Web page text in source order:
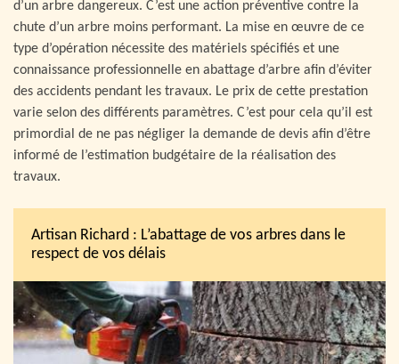
d’un arbre dangereux. C’est une action préventive contre la
chute d’un arbre moins performant. La mise en œuvre de ce
type d’opération nécessite des matériels spécifiés et une
connaissance professionnelle en abattage d’arbre afin d’éviter
des accidents pendant les travaux. Le prix de cette prestation
varie selon des différents paramètres. C’est pour cela qu’il est
primordial de ne pas négliger la demande de devis afin d’être
informé de l’estimation budgétaire de la réalisation des
travaux.
Artisan Richard : L’abattage de vos arbres dans le
respect de vos délais